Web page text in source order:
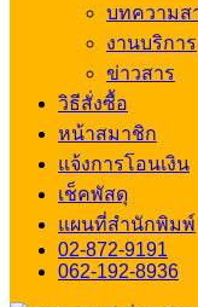
บทความส
งานบริการ
ข่าวสาร
วิธีสั่งซื้อ
หน้าสมาชิก
แจ้งการโอนเงิน
เช็คพัสดุ
แผนที่สำนักพิมพ์
02-872-9191
062-192-8936